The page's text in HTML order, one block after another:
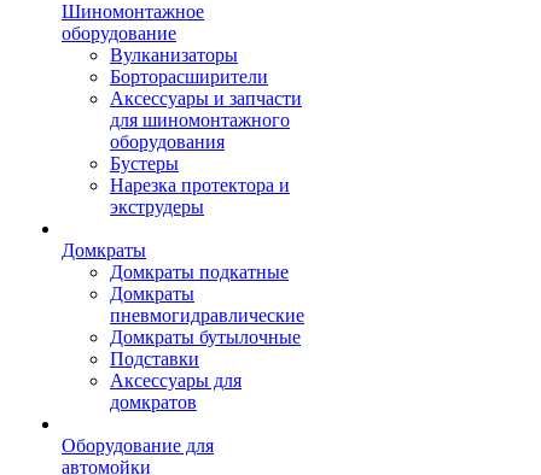
Шиномонтажное
оборудование
Вулканизаторы
Борторасширители
Аксессуары и запчасти
для шиномонтажного
оборудования
Бустеры
Нарезка протектора и
экструдеры
Домкраты
Домкраты подкатные
Домкраты
пневмогидравлические
Домкраты бутылочные
Подставки
Аксессуары для
домкратов
Оборудование для
автомойки